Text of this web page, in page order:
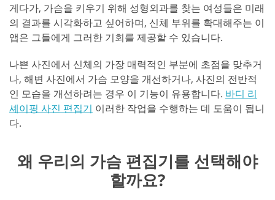
게다가, 가슴을 키우기 위해 성형외과를 찾는 여성들은 미래
의 결과를 시각화하고 싶어하며, 신체 부위를 확대해주는 이
앱은 그들에게 그러한 기회를 제공할 수 있습니다.
나쁜 사진에서 신체의 가장 매력적인 부분에 초점을 맞추거
나, 해변 사진에서 가슴 모양을 개선하거나, 사진의 전반적
인 모습을 개선하려는 경우 이 기능이 유용합니다. 바디 리
셰이핑 사진 편집기 이러한 작업을 수행하는 데 도움이 됩니
다.
왜 우리의 가슴 편집기를 선택해야
할까요?